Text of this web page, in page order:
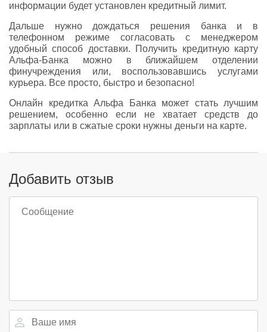
информации будет установлен кредитный лимит.
Дальше нужно дождаться решения банка и в
телефонном режиме согласовать с менеджером
удобный способ доставки. Получить кредитную карту
Альфа-Банка можно в ближайшем отделении
финучреждения или, воспользовавшись услугами
курьера. Все просто, быстро и безопасно!
Онлайн кредитка Альфа Банка может стать лучшим
решением, особенно если не хватает средств до
зарплаты или в сжатые сроки нужны деньги на карте.
Добавить отзыв